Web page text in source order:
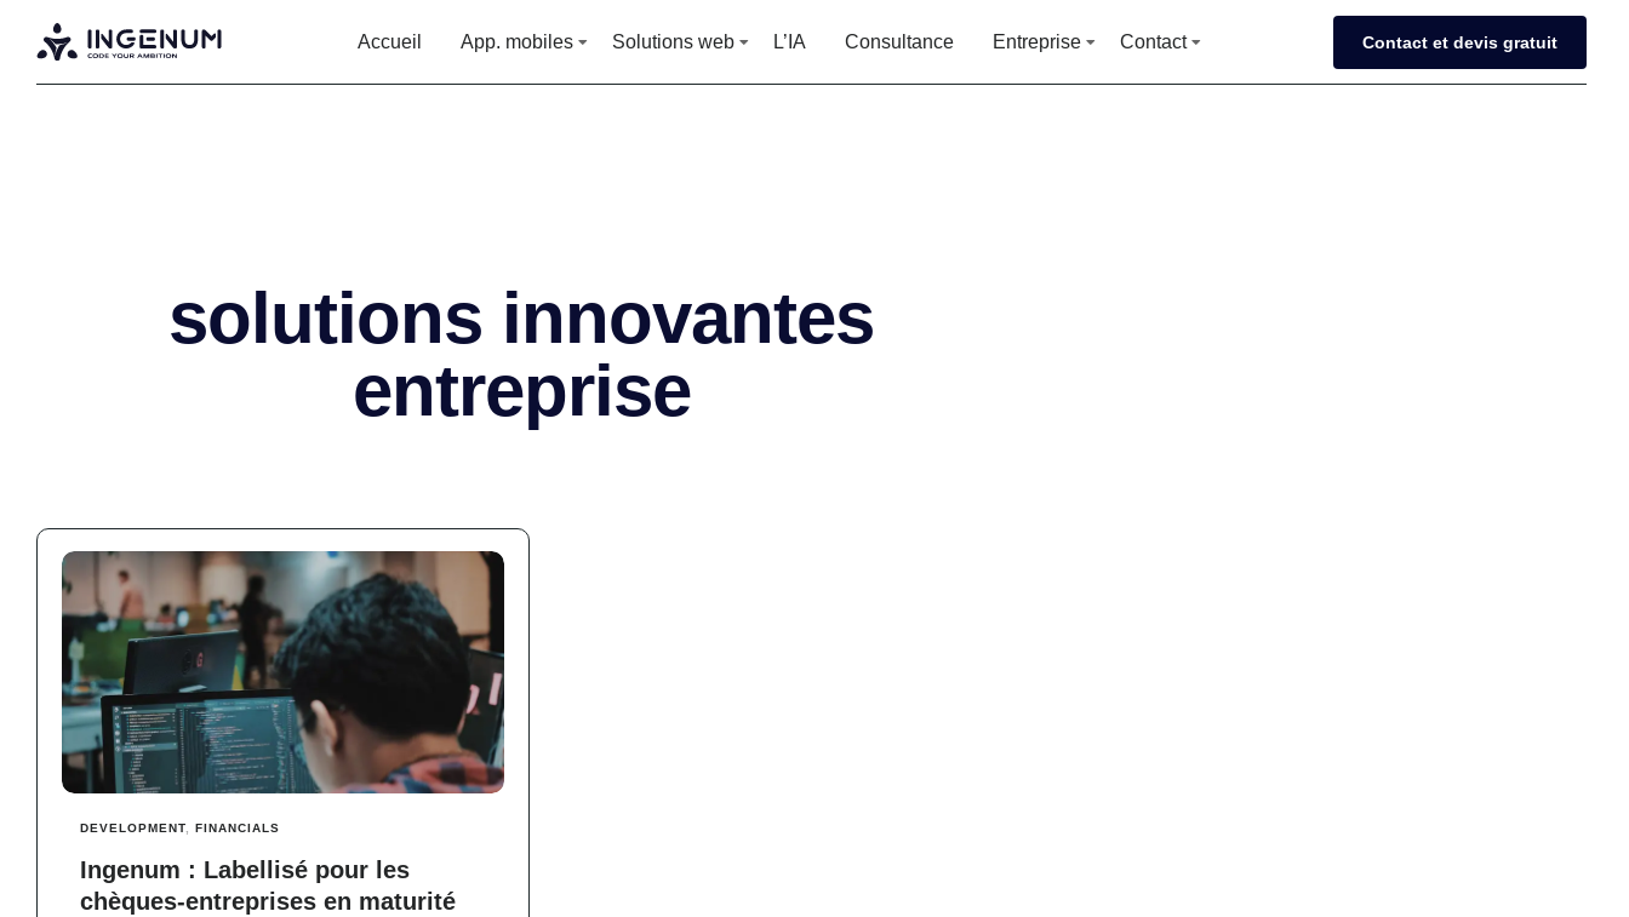
Accueil App. mobiles Solutions web L’IA Consultance Entreprise Contact Contact et devis gratuit
solutions innovantes
entreprise
DEVELOPMENT FINANCIALS
Ingenum : Labellisé pour les
chèques-entreprises en maturité